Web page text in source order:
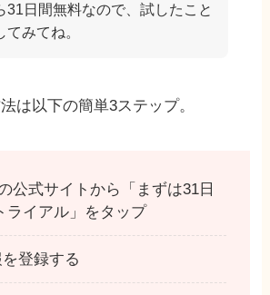
31日間無料なので、試したこと
みてね。
は以下の簡単3ステップ。
公式サイトから「まずは31日
ライアル」をタップ
登録する